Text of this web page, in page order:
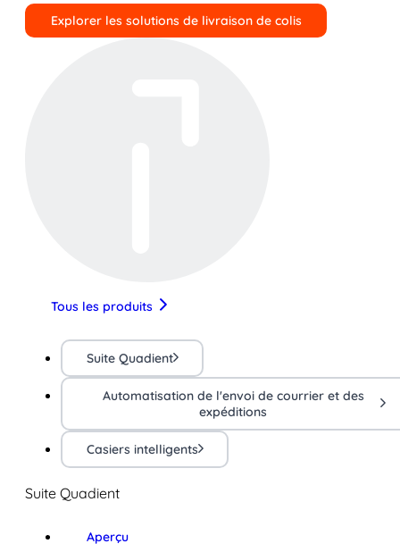
Explorer les solutions de livraison de colis
Tous les produits
Suite Quadient
Automatisation de l'envoi de courrier et des
expéditions
Casiers intelligents
Suite Quadient
Aperçu